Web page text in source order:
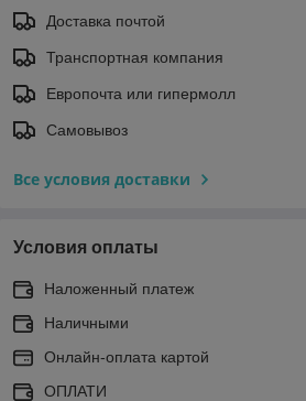
Доставка почтой
Транспортная компания
Европочта или гипермолл
Самовывоз
Все условия доставки
Условия оплаты
Наложенный платеж
Наличными
Онлайн-оплата картой
ОПЛАТИ